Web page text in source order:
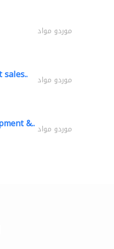
موردو مواد
موردو مواد
&.. موردو مواد